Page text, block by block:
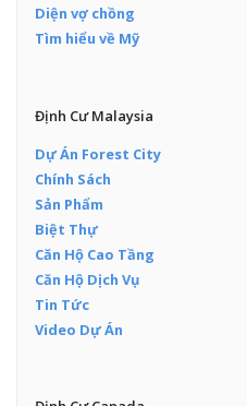
Diện vợ chồng
Tìm hiểu về Mỹ
Định Cư Malaysia
Dự Án Forest City
Chính Sách
Sản Phẩm
Biệt Thự
Căn Hộ Cao Tầng
Căn Hộ Dịch Vụ
Tin Tức
Video Dự Án